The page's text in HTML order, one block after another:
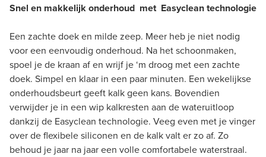
Snel en makkelijk onderhoud met Easyclean technologie
Een zachte doek en milde zeep. Meer heb je niet nodig
voor een eenvoudig onderhoud. Na het schoonmaken,
spoel je de kraan af en wrijf je ‘m droog met een zachte
doek. Simpel en klaar in een paar minuten. Een wekelijkse
onderhoudsbeurt geeft kalk geen kans. Bovendien
verwijder je in een wip kalkresten aan de wateruitloop
dankzij de Easyclean technologie. Veeg even met je vinger
over de flexibele siliconen en de kalk valt er zo af. Zo
behoud je jaar na jaar een volle comfortabele waterstraal.